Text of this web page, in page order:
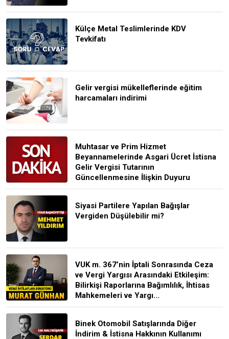
Külçe Metal Teslimlerinde KDV
Tevkifatı
Gelir vergisi mükelleflerinde eğitim
harcamaları indirimi
Muhtasar ve Prim Hizmet
Beyannamelerinde Asgari Ücret İstisna
Gelir Vergisi Tutarının
Güncellenmesine İlişkin Duyuru
Siyasi Partilere Yapılan Bağışlar
Vergiden Düşülebilir mi?
VUK m. 367’nin İptali Sonrasında Ceza
ve Vergi Yargısı Arasındaki Etkileşim:
Bilirkişi Raporlarına Bağımlılık, İhtisas
Mahkemeleri ve Yargı...
Binek Otomobil Satışlarında Diğer
İndirim & İstisna Hakkının Kullanımı